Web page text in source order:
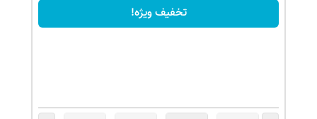
تخفیف ویژه!